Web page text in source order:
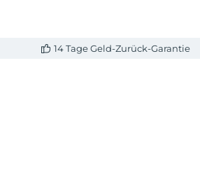
14 Tage Geld-Zurück-Garantie